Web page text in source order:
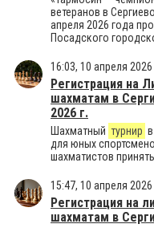
ветеранов в
апреля 2026 года
Посадского
16:03, 10 апреля 2026
Регистрация на
шахматам в
2026 г.
Шахматный турнир
для юных
шахматистов
15:47, 10 апреля 2026
Регистрация на
шахматам в